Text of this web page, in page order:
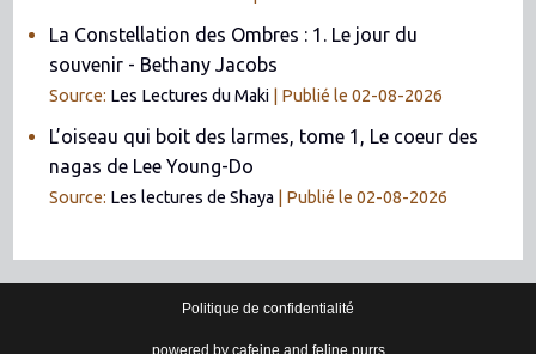
La Constellation des Ombres : 1. Le jour du
souvenir - Bethany Jacobs
Source: Les Lectures du Maki Publié le 02-08-2026
L’oiseau qui boit des larmes, tome 1, Le coeur des
nagas de Lee Young-Do
Source: Les lectures de Shaya Publié le 02-08-2026
Politique de confidentialité
powered by cafeine and feline purrs